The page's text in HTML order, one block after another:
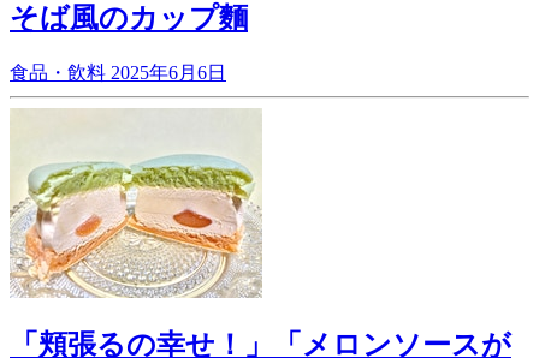
そば風のカップ麵
食品・飲料 2025年6月6日
「頬張るの幸せ！」「メロンソースが